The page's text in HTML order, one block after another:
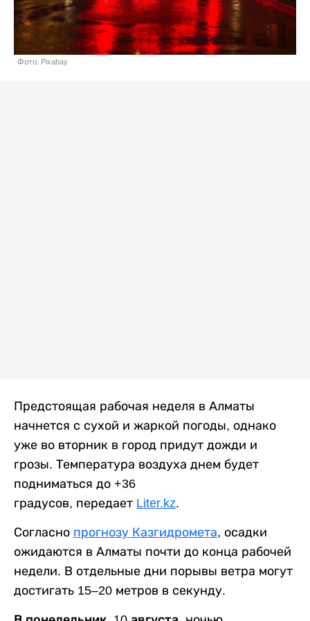
Фото: Pixabay
Предстоящая рабочая неделя в Алматы
начнется с сухой и жаркой погоды, однако
уже во вторник в город придут дожди и
грозы. Температура воздуха днем будет
подниматься до +36
градусов, передает Liter.kz.
Согласно прогнозу Казгидромета, осадки
ожидаются в Алматы почти до конца рабочей
недели. В отдельные дни порывы ветра могут
достигать 15–20 метров в секунду.